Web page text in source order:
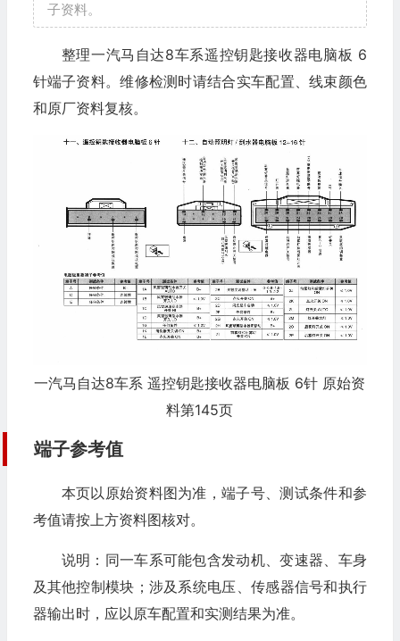
子资料。
整理一汽马自达8车系遥控钥匙接收器电脑板 6
针端子资料。维修检测时请结合实车配置、线束颜色
和原厂资料复核。
一汽马自达8车系 遥控钥匙接收器电脑板 6针 原始资
料第145页
端子参考值
本页以原始资料图为准，端子号、测试条件和参
考值请按上方资料图核对。
说明：同一车系可能包含发动机、变速器、车身
及其他控制模块；涉及系统电压、传感器信号和执行
器输出时，应以原车配置和实测结果为准。